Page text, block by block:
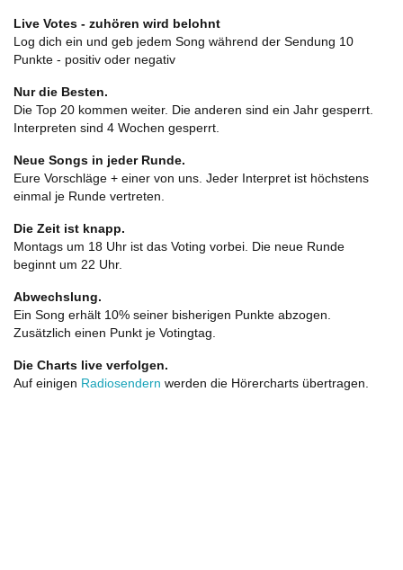
Live Votes - zuhören wird belohnt
Log dich ein und geb jedem Song während der Sendung 10
Punkte - positiv oder negativ
Nur die Besten.
Die Top 20 kommen weiter. Die anderen sind ein Jahr gesperrt.
Interpreten sind 4 Wochen gesperrt.
Neue Songs in jeder Runde.
Eure Vorschläge + einer von uns. Jeder Interpret ist höchstens
einmal je Runde vertreten.
Die Zeit ist knapp.
Montags um 18 Uhr ist das Voting vorbei. Die neue Runde
beginnt um 22 Uhr.
Abwechslung.
Ein Song erhält 10% seiner bisherigen Punkte abzogen.
Zusätzlich einen Punkt je Votingtag.
Die Charts live verfolgen.
Auf einigen Radiosendern werden die Hörercharts übertragen.